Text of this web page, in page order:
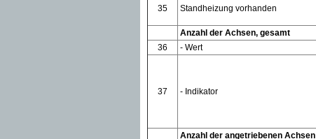
35 Standheizung vorhanden
Anzahl der Achsen, gesamt
36
- Wert
37 - Indikator
Anzahl der angetriebenen Achsen